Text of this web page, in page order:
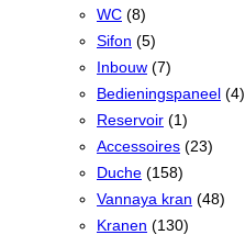
WC (8)
Sifon (5)
Inbouw (7)
Bedieningspaneel (4)
Reservoir (1)
Accessoires (23)
Duche (158)
Vannaya kran (48)
Kranen (130)